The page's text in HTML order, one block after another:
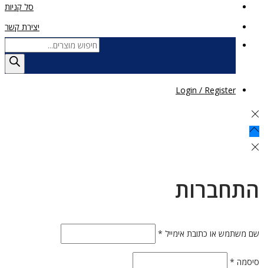
סל קניות
יצירת קשר
Products
Login / Register
התחברות
שם משתמש או כתובת אימייל *חובה
סיסמה *חובה